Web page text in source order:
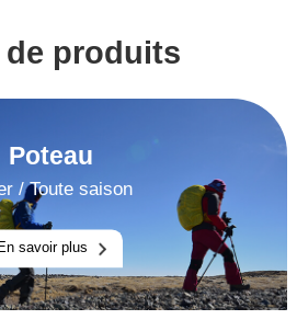
de produits
Poteau
/Toute saison
En savoir plus